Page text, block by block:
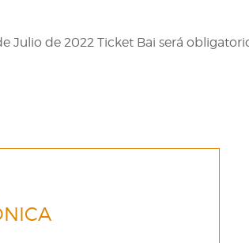
Julio de 2022 Ticket Bai será